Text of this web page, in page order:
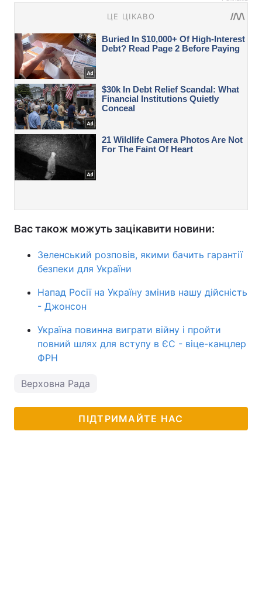
Вас також можуть зацікавити новини:
Зеленський розповів, якими бачить гарантії
безпеки для України
Напад Росії на Україну змінив нашу дійсність
- Джонсон
Україна повинна виграти війну і пройти
повний шлях для вступу в ЄС - віце-канцлер
ФРН
Верховна Рада
ПІДТРИМАЙТЕ НАС